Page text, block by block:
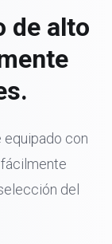
de alto
equipado con
del